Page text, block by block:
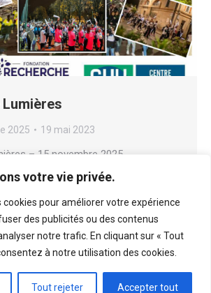
votre vie privée.
cookies pour améliorer votre expérience
des publicités ou des contenus
notre trafic. En cliquant sur « Tout
à notre utilisation des cookies.
Tout rejeter Accepter tout
2025 19 mai 2023
– 15 novembre 2025